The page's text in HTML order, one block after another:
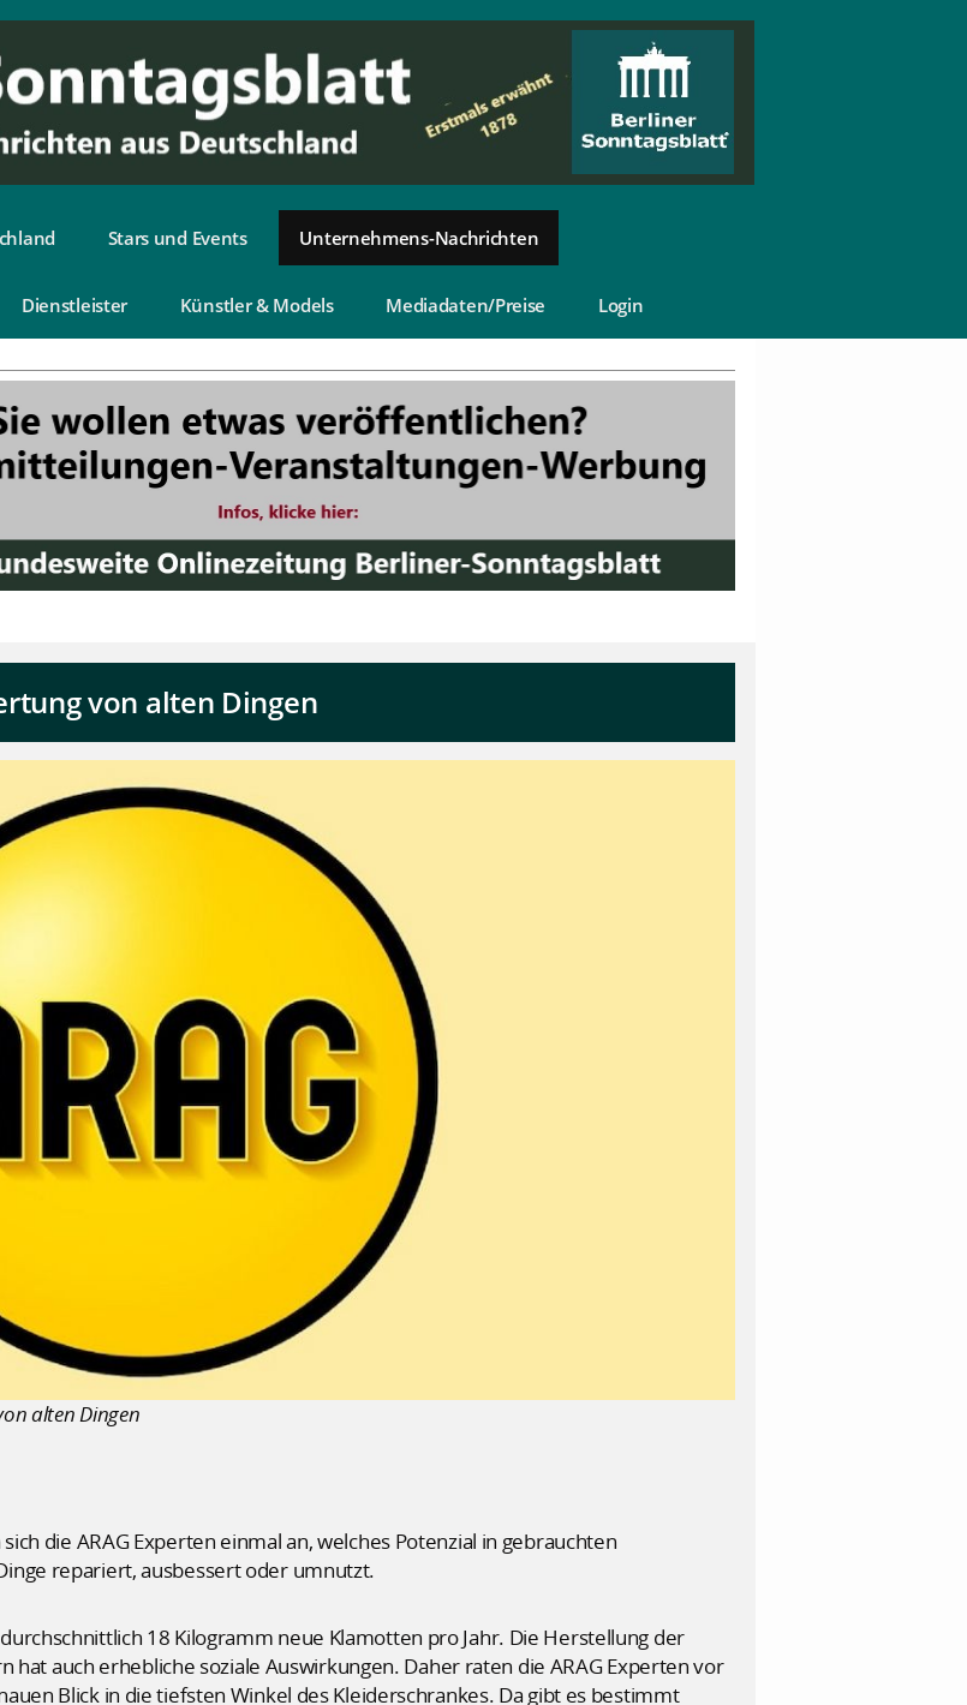
Stars und Events Unternehmens-Nachrichten
Dienstleister Künstler & Models Mediadaten/Preise Login
von alten Dingen
alten Dingen
die ARAG Experten einmal an, welches Potenzial in gebrauchten
repariert, ausbessert oder umnutzt.
18 Kilogramm neue Klamotten pro Jahr. Die Herstellung der
auch erhebliche soziale Auswirkungen. Daher raten die ARAG Experten vor
Blick in die tiefsten Winkel des Kleiderschrankes. Da gibt es bestimmt